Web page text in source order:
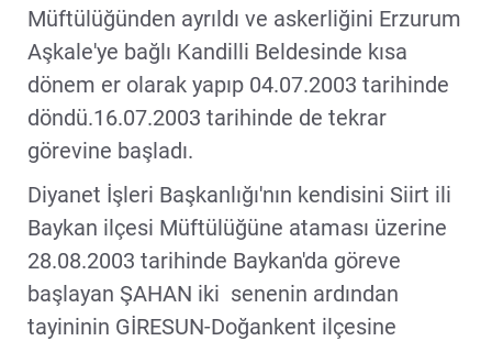
Müftülüğünden ayrıldı ve askerliğini Erzurum
Aşkale'ye bağlı Kandilli Beldesinde kısa
dönem er olarak yapıp 04.07.2003 tarihinde
döndü.16.07.2003 tarihinde de tekrar
görevine başladı.
Diyanet İşleri Başkanlığı'nın kendisini Siirt ili
Baykan ilçesi Müftülüğüne ataması üzerine
28.08.2003 tarihinde Baykan'da göreve
başlayan ŞAHAN iki senenin ardından
tayininin GİRESUN-Doğankent ilçesine